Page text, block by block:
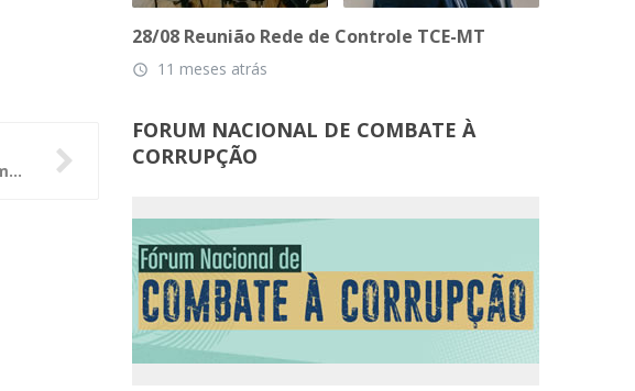
Gestores municipais do Pará estão mais atentos à transparência das contas públicas
28/08 Reunião Rede de Controle TCE-MT
access_time 11 meses atrás
FORUM NACIONAL DE COMBATE À
CORRUPÇÃO